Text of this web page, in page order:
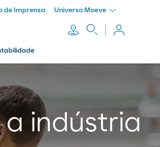
de Imprensa Universo Moeve
indústria